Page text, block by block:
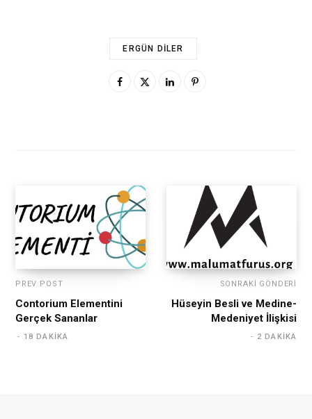
ERGÜN DILER
PREV POST
Contorium Elementini
Gerçek Sananlar
18 DAKIKA
SONRAKI GÖNDERI
Hüseyin Besli ve Medine-
Medeniyet İlişkisi
2 DAKIKA